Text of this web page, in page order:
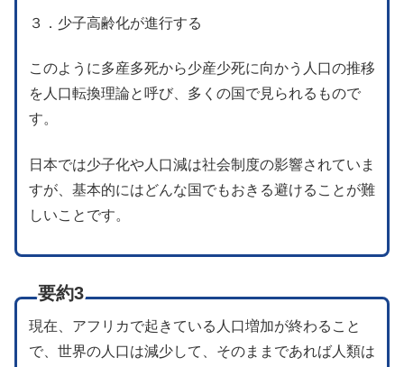
３．少子高齢化が進行する
このように多産多死から少産少死に向かう人口の推移
を人口転換理論と呼び、多くの国で見られるもので
す。
日本では少子化や人口減は社会制度の影響されていま
すが、基本的にはどんな国でもおきる避けることが難
しいことです。
要約3
現在、アフリカで起きている人口増加が終わること
で、世界の人口は減少して、そのままであれば人類は